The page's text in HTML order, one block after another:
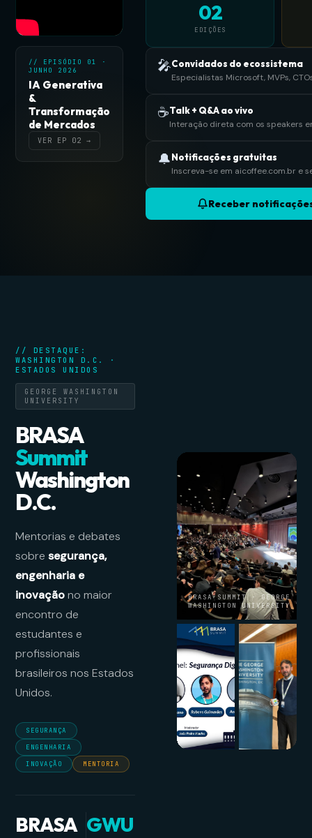
// EPISÓDIO 01 ·
JUNHO 2026
IA Generativa
&
Transformação
de Mercados
VER EP 02 →
02
EDIÇÕES
🎤Convidados do ecossistema
Especialistas Microsoft, MVPs,
☕Talk + Q&A ao vivo
Interação direta com os speakers
🔔Notificações gratuitas
Inscreva-se em aicoffee.com.br e
Receber
// DESTAQUE:
WASHINGTON D.C. ·
ESTADOS UNIDOS
GEORGE WASHINGTON
UNIVERSITY
BRASA
Summit
Washington
D.C.
Mentorias e debates
sobresegurança,
engenharia e
inovaçãono maior
encontro de
estudantes e
profissionais
brasileiros nos Estados
Unidos.
SEGURANÇA
ENGENHARIA
INOVAÇÃO
MENTORIA
BRASA GWU
BRASA SUMMIT · GEORGE
WASHINGTON UNIVERSITY